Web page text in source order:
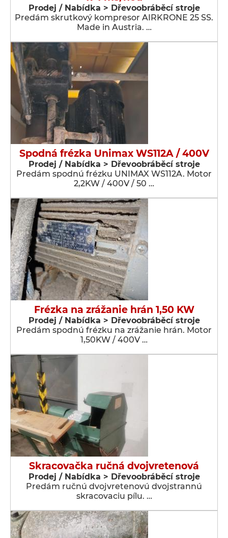
Prodej / Nabídka > Dřevoobráběcí stroje
Predám skrutkový kompresor AIRKRONE 25 SS.
Made in Austria. …
Spodná frézka Unimax WS112A / 400V
Prodej / Nabídka > Dřevoobráběcí stroje
Predám spodnú frézku UNIMAX WS112A. Motor
2,2KW / 400V / 50 …
Frézka na zrážanie hrán 1,50 KW
Prodej / Nabídka > Dřevoobráběcí stroje
Predám spodnú frézku na zrážanie hrán. Motor
1,50KW / 400V …
Skracovačka ručná dvojvretenová
Prodej / Nabídka > Dřevoobráběcí stroje
Predám ručnú dvojvretenovú dvojstrannú
skracovaciu pílu. …